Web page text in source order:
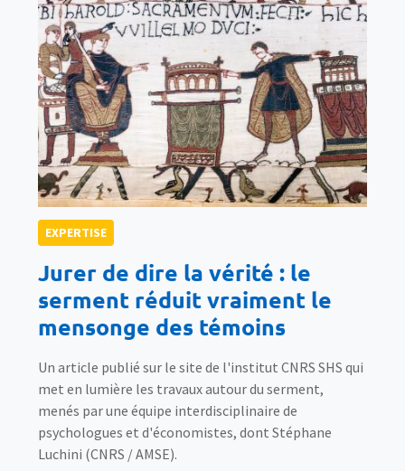
EXPERTISE
Jurer de dire la vérité : le
serment réduit vraiment le
mensonge des témoins
Un article publié sur le site de l'institut CNRS SHS qui
met en lumière les travaux autour du serment,
menés par une équipe interdisciplinaire de
psychologues et d'économistes, dont Stéphane
Luchini (CNRS / AMSE).